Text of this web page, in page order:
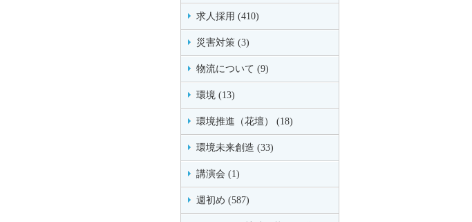
求人採用 (410)
災害対策 (3)
物流について (9)
環境 (13)
環境推進（花壇） (18)
環境未来創造 (33)
講演会 (1)
週初め (587)